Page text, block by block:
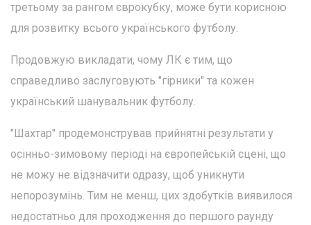
третьому за рангом єврокубку, може бути корисною
для розвитку всього українського футболу.
Продовжую викладати, чому ЛК є тим, що
справедливо заслуговують "гірники" та кожен
український шанувальник футболу.
"Шахтар" продемонстрував прийнятні результати у
осінньо-зимовому періоді на європейській сцені, що
не можу не відзначити одразу, щоб уникнути
непорозумінь. Тим не менш, цих здобутків виявилося
недостатньо для проходження до першого раунду